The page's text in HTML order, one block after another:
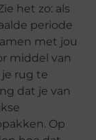
het zo: als
periode
met jou
middel van
rug te
dat je van
Op